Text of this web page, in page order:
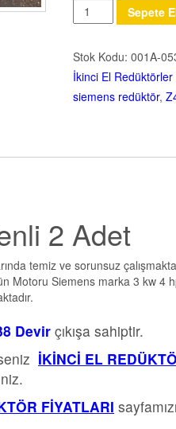
Miktar
Sepete
Stok Kodu: 001A-
İkinci El Redüktörler
siemens redüktör,
2 Adet
temiz ve sorunsuz
Motoru Siemens marka 3 kw 4
Devirçıkışa sahiptir.
İKİNCİ EL
FİYATLARI